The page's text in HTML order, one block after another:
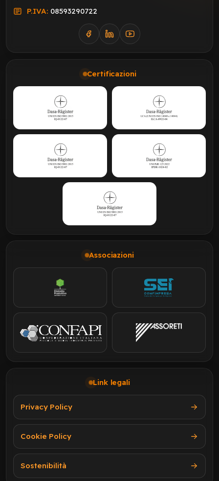
P.IVA: 08593290722
Certificazioni
Associazioni
Link legali
Privacy Policy
Cookie Policy
Sostenibilità